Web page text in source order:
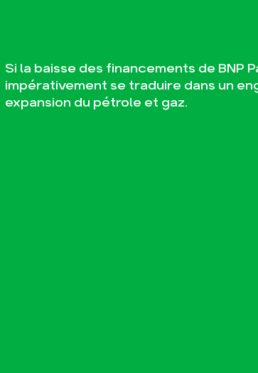
Si la baisse des financements de BNP
impérativement se traduire dans un
expansion du pétrole et gaz.